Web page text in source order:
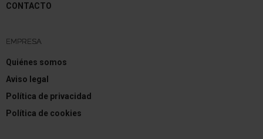
CONTACTO
EMPRESA
Quiénes somos
Aviso legal
Política de privacidad
Política de cookies